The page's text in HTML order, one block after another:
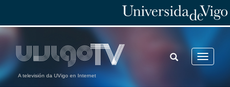
A televisión da UVigo en Internet
Toggle
TOGGLE
SEARCH